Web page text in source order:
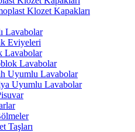
Klozet Kapakları
Lavabolar
Eviyeleri
Lavabolar
Lavabolar
Uyumlu Lavabolar
Uyumlu Lavabolar
Taşları